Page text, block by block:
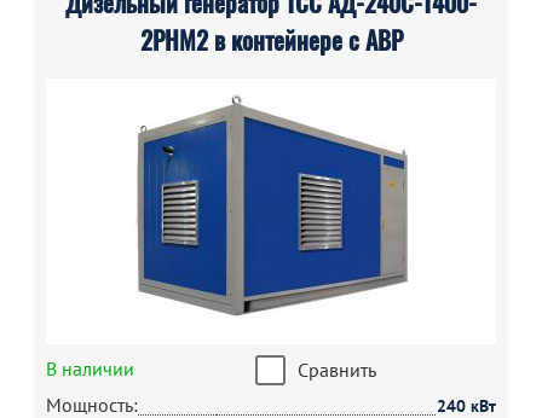
2РНМ2 в контейнере с АВР
В наличии
Сравнить
Мощность:
240 кВт